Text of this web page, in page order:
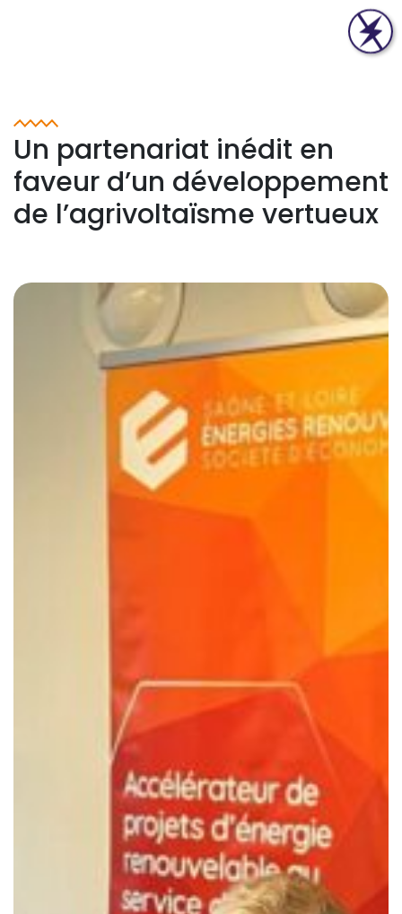
Un partenariat inédit en
faveur d’un développement
de l’agrivoltaïsme vertueux